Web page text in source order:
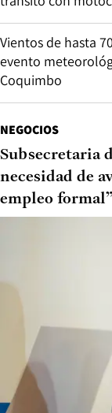
Vientos de hasta
evento
Coquimbo
NEGOCIOS
Subsecretaria
necesidad de
empleo formal”